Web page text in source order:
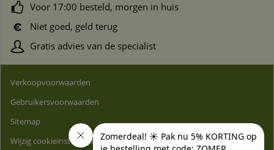
Voor 17:00 besteld, morgen in huis
Niet goed, geld terug
Gratis advies van de specialist
Verkoopvoorwaarden
Gebruikersvoorwaarden
Sitemap
Wijzig cookieinstellingen